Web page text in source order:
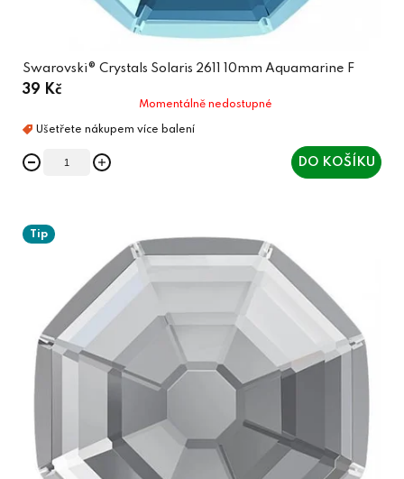
Swarovski® Crystals Solaris 2611 10mm Aquamarine F
39 Kč
Momentálně nedostupné
DO KOŠÍKU
Tip